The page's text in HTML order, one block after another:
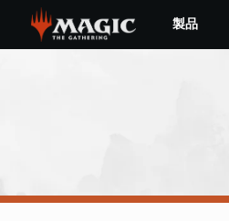
main
製品